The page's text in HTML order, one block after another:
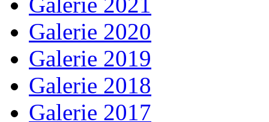
Galerie 2020
Galerie 2019
Galerie 2018
Galerie 2017